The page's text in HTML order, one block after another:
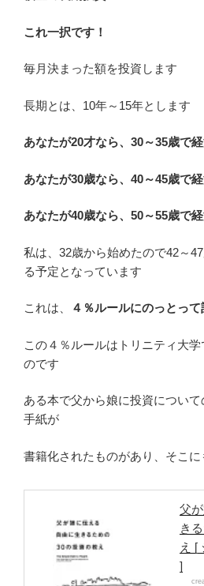
これ一択です！
毎月決まった額を投資します
長期とは、10年～15年とします
あなたが20才なら、30～35歳で
あなたが30歳なら、40～45歳で
あなたが40歳なら、50～55歳で
私は、32歳から始めたので42～
る予定となっています
これは、 ４％ルールにのっとっ
この４％ルールはトリニティ大
のです
ある本で父から娘に投資につい
手紙が
書籍化されたものがあり、そこ
父
き
え [
]